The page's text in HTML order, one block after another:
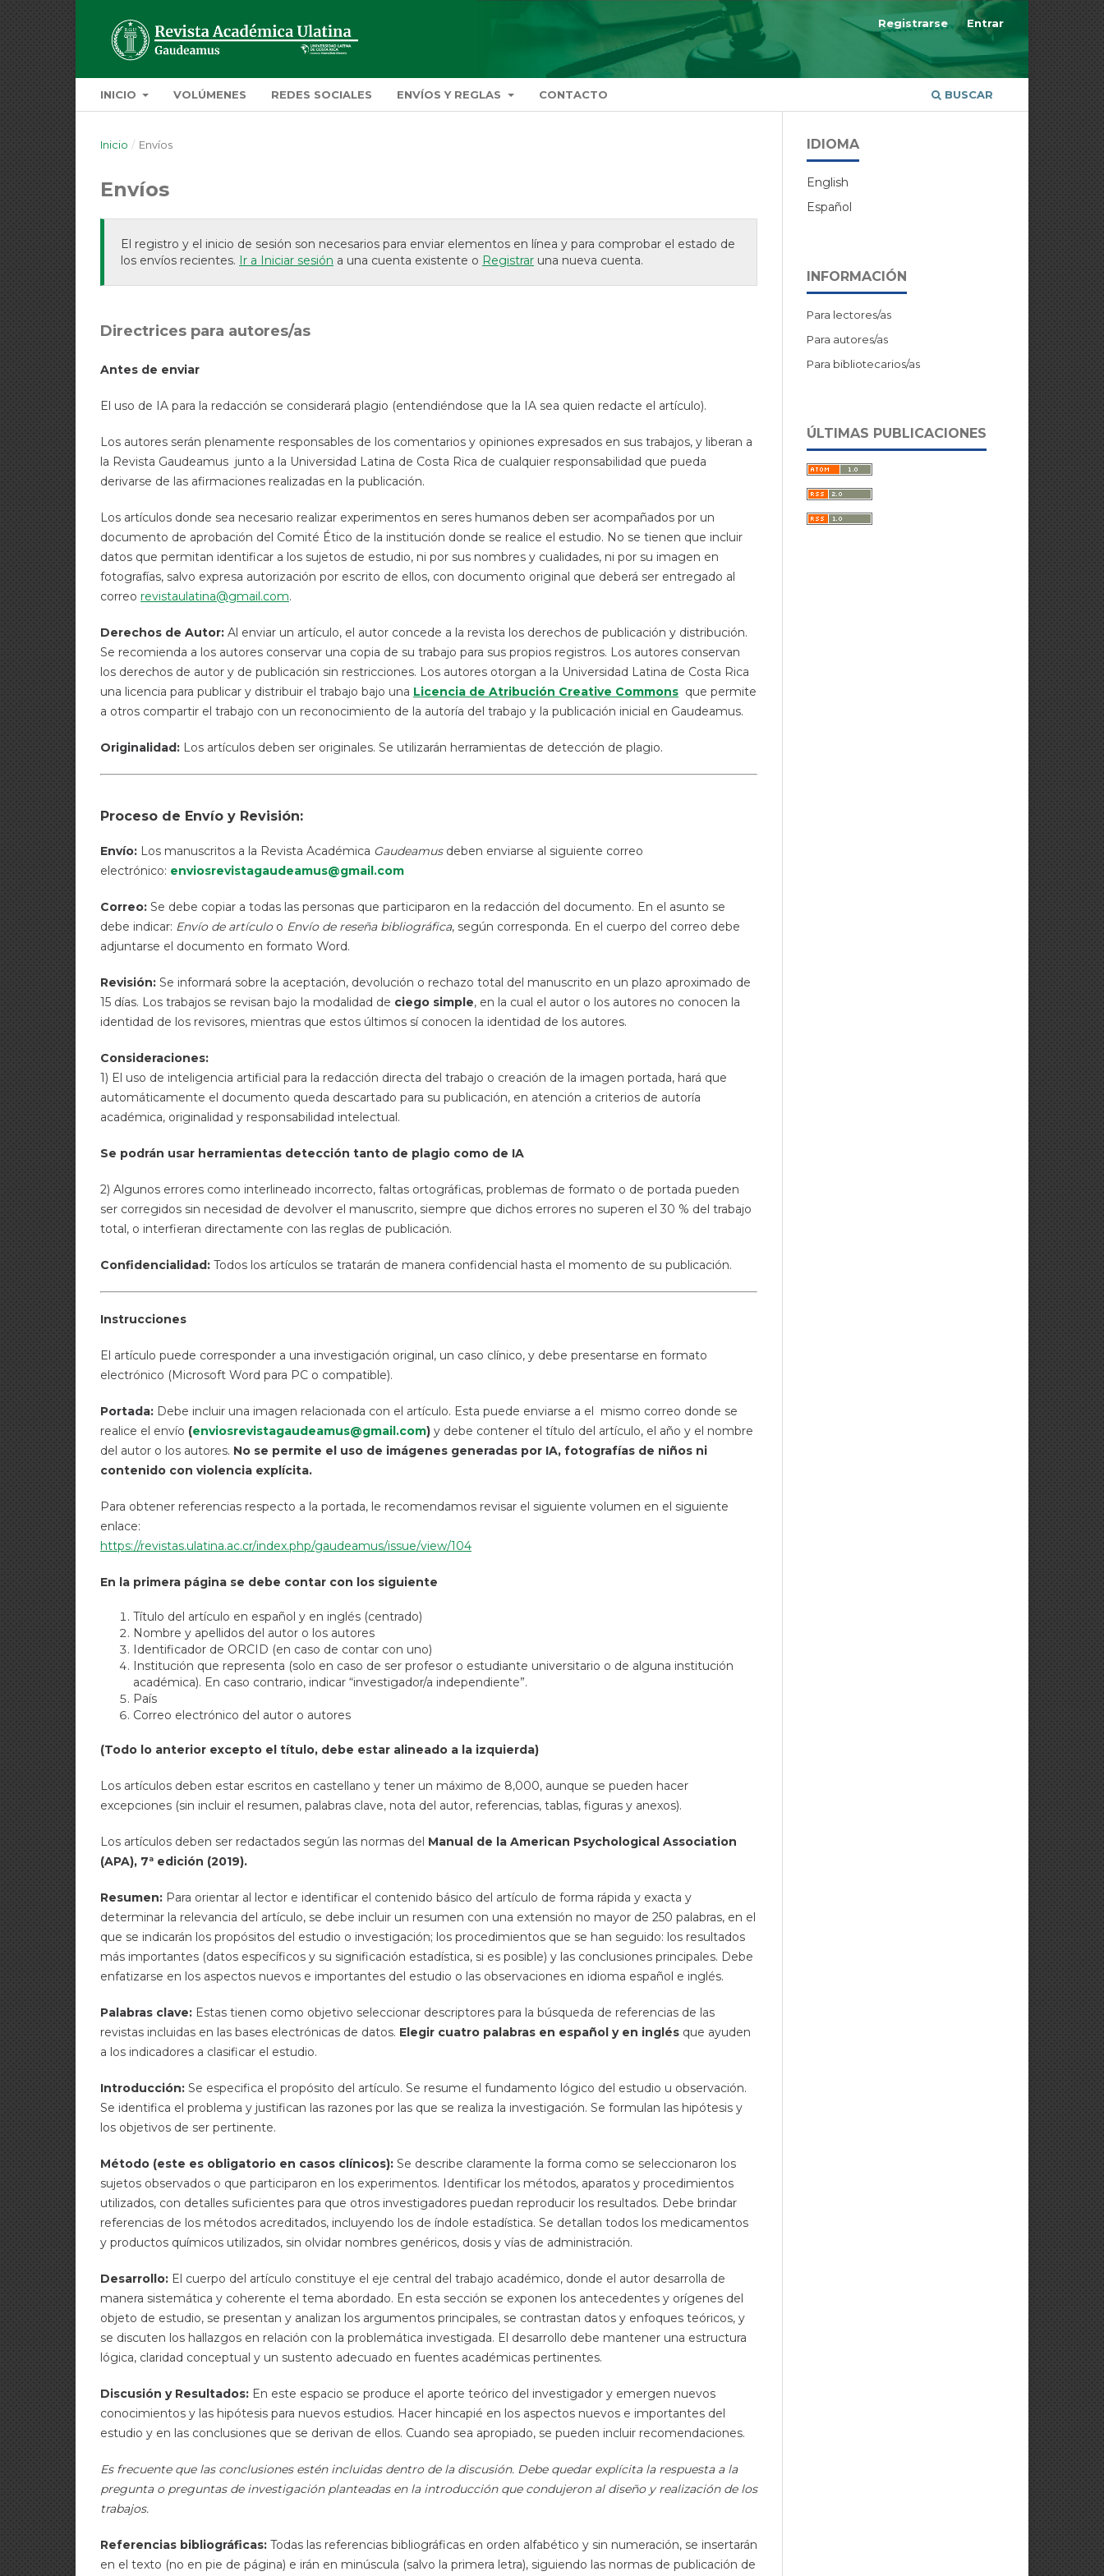
INICIO VOLÚMENES REDES SOCIALES ENVÍOS Y REGLAS CONTACTO BUSCAR
Registrarse Entrar
Inicio / Envíos
Envíos
El registro y el inicio de sesión son necesarios para enviar elementos en línea y para comprobar el estado de
los envíos recientes. Ir a Iniciar sesión a una cuenta existente o Registrar una nueva cuenta.
Directrices para autores/as
Antes de enviar
El uso de IA para la redacción se considerará plagio (entendiéndose que la IA sea quien redacte el artículo).
Los autores serán plenamente responsables de los comentarios y opiniones expresados en sus trabajos, y liberan a
la Revista Gaudeamus junto a la Universidad Latina de Costa Rica de cualquier responsabilidad que pueda
derivarse de las afirmaciones realizadas en la publicación.
Los artículos donde sea necesario realizar experimentos en seres humanos deben ser acompañados por un
documento de aprobación del Comité Ético de la institución donde se realice el estudio. No se tienen que incluir
datos que permitan identificar a los sujetos de estudio, ni por sus nombres y cualidades, ni por su imagen en
fotografías, salvo expresa autorización por escrito de ellos, con documento original que deberá ser entregado al
correo revistaulatina@gmail.com.
Derechos de Autor: Al enviar un artículo, el autor concede a la revista los derechos de publicación y distribución.
Se recomienda a los autores conservar una copia de su trabajo para sus propios registros. Los autores conservan
los derechos de autor y de publicación sin restricciones. Los autores otorgan a la Universidad Latina de Costa Rica
una licencia para publicar y distribuir el trabajo bajo una Licencia de Atribución Creative Commons que permite
a otros compartir el trabajo con un reconocimiento de la autoría del trabajo y la publicación inicial en Gaudeamus.
Originalidad: Los artículos deben ser originales. Se utilizarán herramientas de detección de plagio.
Proceso de Envío y Revisión:
Envío: Los manuscritos a la Revista Académica Gaudeamusdeben enviarse al siguiente correo
electrónico: enviosrevistagaudeamus@gmail.com
Correo: Se debe copiar a todas las personas que participaron en la redacción del documento. En el asunto se
debe indicar: Envío de artículoo Envío de reseña bibliográfica, según corresponda. En el cuerpo del correo debe
adjuntarse el documento en formato Word.
Revisión: Se informará sobre la aceptación, devolución o rechazo total del manuscrito en un plazo aproximado de
15 días. Los trabajos se revisan bajo la modalidad de ciego simple, en la cual el autor o los autores no conocen la
identidad de los revisores, mientras que estos últimos sí conocen la identidad de los autores.
Consideraciones:
1) El uso de inteligencia artificial para la redacción directa del trabajo o creación de la imagen portada, hará que
automáticamente el documento queda descartado para su publicación, en atención a criterios de autoría
académica, originalidad y responsabilidad intelectual.
Se podrán usar herramientas detección tanto de plagio como de IA
2) Algunos errores como interlineado incorrecto, faltas ortográficas, problemas de formato o de portada pueden
ser corregidos sin necesidad de devolver el manuscrito, siempre que dichos errores no superen el 30 % del trabajo
total, o interfieran directamente con las reglas de publicación.
Confidencialidad: Todos los artículos se tratarán de manera confidencial hasta el momento de su publicación.
Instrucciones
El artículo puede corresponder a una investigación original, un caso clínico, y debe presentarse en formato
electrónico (Microsoft Word para PC o compatible).
Portada: Debe incluir una imagen relacionada con el artículo. Esta puede enviarse a el mismo correo donde se
realice el envío (enviosrevistagaudeamus@gmail.com) y debe contener el título del artículo, el año y el nombre
del autor o los autores. No se permite el uso de imágenes generadas por IA, fotografías de niños ni
contenido con violencia explícita.
Para obtener referencias respecto a la portada, le recomendamos revisar el siguiente volumen en el siguiente
enlace:
https://revistas.ulatina.ac.cr/index.php/gaudeamus/issue/view/104
En la primera página se debe contar con los siguiente
Título del artículo en español y en inglés (centrado)
Nombre y apellidos del autor o los autores
Identificador de ORCID (en caso de contar con uno)
Institución que representa (solo en caso de ser profesor o estudiante universitario o de alguna institución
académica). En caso contrario, indicar “investigador/a independiente”.
País
Correo electrónico del autor o autores
(Todo lo anterior excepto el título, debe estar alineado a la izquierda)
Los artículos deben estar escritos en castellano y tener un máximo de 8,000, aunque se pueden hacer
excepciones (sin incluir el resumen, palabras clave, nota del autor, referencias, tablas, figuras y anexos).
Los artículos deben ser redactados según las normas del Manual de la American Psychological Association
(APA), 7ª edición (2019).
Resumen: Para orientar al lector e identificar el contenido básico del artículo de forma rápida y exacta y
determinar la relevancia del artículo, se debe incluir un resumen con una extensión no mayor de 250 palabras, en el
que se indicarán los propósitos del estudio o investigación; los procedimientos que se han seguido: los resultados
más importantes (datos específicos y su significación estadística, si es posible) y las conclusiones principales. Debe
enfatizarse en los aspectos nuevos e importantes del estudio o las observaciones en idioma español e inglés.
Palabras clave: Estas tienen como objetivo seleccionar descriptores para la búsqueda de referencias de las
revistas incluidas en las bases electrónicas de datos. Elegir cuatro palabras en español y en inglés que ayuden
a los indicadores a clasificar el estudio.
Introducción: Se especifica el propósito del artículo. Se resume el fundamento lógico del estudio u observación.
Se identifica el problema y justifican las razones por las que se realiza la investigación. Se formulan las hipótesis y
los objetivos de ser pertinente.
Método (este es obligatorio en casos clínicos): Se describe claramente la forma como se seleccionaron los
sujetos observados o que participaron en los experimentos. Identificar los métodos, aparatos y procedimientos
utilizados, con detalles suficientes para que otros investigadores puedan reproducir los resultados. Debe brindar
referencias de los métodos acreditados, incluyendo los de índole estadística. Se detallan todos los medicamentos
y productos químicos utilizados, sin olvidar nombres genéricos, dosis y vías de administración.
Desarrollo: El cuerpo del artículo constituye el eje central del trabajo académico, donde el autor desarrolla de
manera sistemática y coherente el tema abordado. En esta sección se exponen los antecedentes y orígenes del
objeto de estudio, se presentan y analizan los argumentos principales, se contrastan datos y enfoques teóricos, y
se discuten los hallazgos en relación con la problemática investigada. El desarrollo debe mantener una estructura
lógica, claridad conceptual y un sustento adecuado en fuentes académicas pertinentes.
Discusión y Resultados: En este espacio se produce el aporte teórico del investigador y emergen nuevos
conocimientos y las hipótesis para nuevos estudios. Hacer hincapié en los aspectos nuevos e importantes del
estudio y en las conclusiones que se derivan de ellos. Cuando sea apropiado, se pueden incluir recomendaciones.
Es frecuente que las conclusiones estén incluidas dentro de la discusión. Debe quedar explícita la respuesta a la
pregunta o preguntas de investigación planteadas en la introducción que condujeron al diseño y realización de los
trabajos.
Referencias bibliográficas: Todas las referencias bibliográficas en orden alfabético y sin numeración, se insertarán
en el texto (no en pie de página) e irán en minúscula (salvo la primera letra), siguiendo las normas de publicación de
IDIOMA
English
Español
INFORMACIÓN
Para lectores/as
Para autores/as
Para bibliotecarios/as
ÚLTIMAS PUBLICACIONES